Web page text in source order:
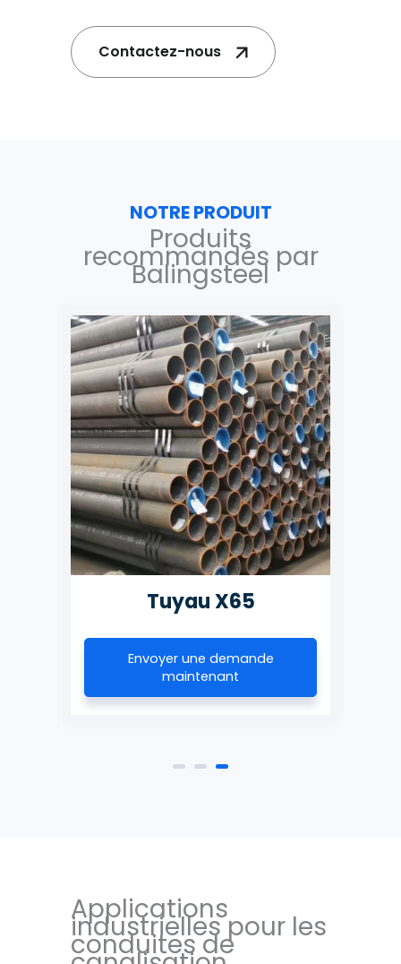
Contactez-nous
NOTRE PRODUIT
Produits
recommandés par
Balingsteel
Tuyau X65
Envoyer une demande
maintenant
Applications
industrielles pour les
conduites de